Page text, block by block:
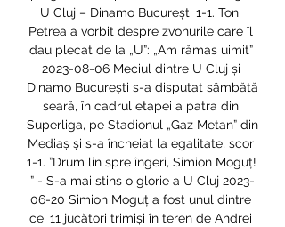
U Cluj – Dinamo București 1-1. Toni
Petrea a vorbit despre zvonurile care îl
dau plecat de la „U”: „Am rămas uimit”
2023-08-06 Meciul dintre U Cluj și
Dinamo București s-a disputat sâmbătă
seară, în cadrul etapei a patra din
Superliga, pe Stadionul „Gaz Metan” din
Mediaș și s-a încheiat la egalitate, scor
1-1. ”Drum lin spre îngeri, Simion Moguț!
” - S-a mai stins o glorie a U Cluj 2023-
06-20 Simion Moguț a fost unul dintre
cei 11 jucători trimiși în teren de Andrei